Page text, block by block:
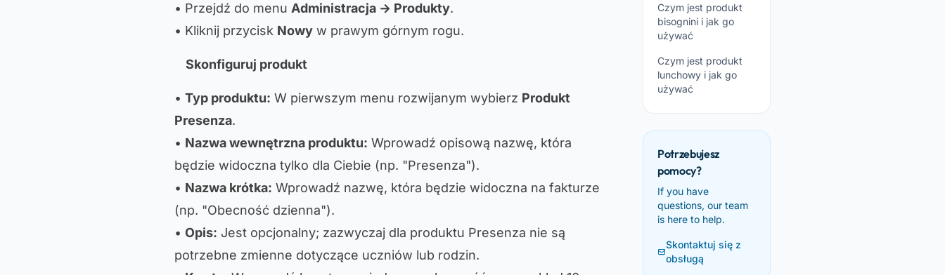
• Przejdź do menu Administracja → Produkty.
• Kliknij przycisk Nowy w prawym górnym rogu.
Skonfiguruj produkt
• Typ produktu: W pierwszym menu rozwijanym wybierz Produkt
Presenza.
• Nazwa wewnętrzna produktu: Wprowadź opisową nazwę, która
będzie widoczna tylko dla Ciebie (np. "Presenza").
• Nazwa krótka: Wprowadź nazwę, która będzie widoczna na fakturze
(np. "Obecność dzienna").
• Opis: Jest opcjonalny; zazwyczaj dla produktu Presenza nie są
potrzebne zmienne dotyczące uczniów lub rodzin.
Czym jest produkt
bisognini i jak go
używać
Czym jest produkt
lunchowy i jak go
używać
Potrzebujesz
pomocy?
If you have
questions, our team
is here to help.
Skontaktuj się z
obsługą